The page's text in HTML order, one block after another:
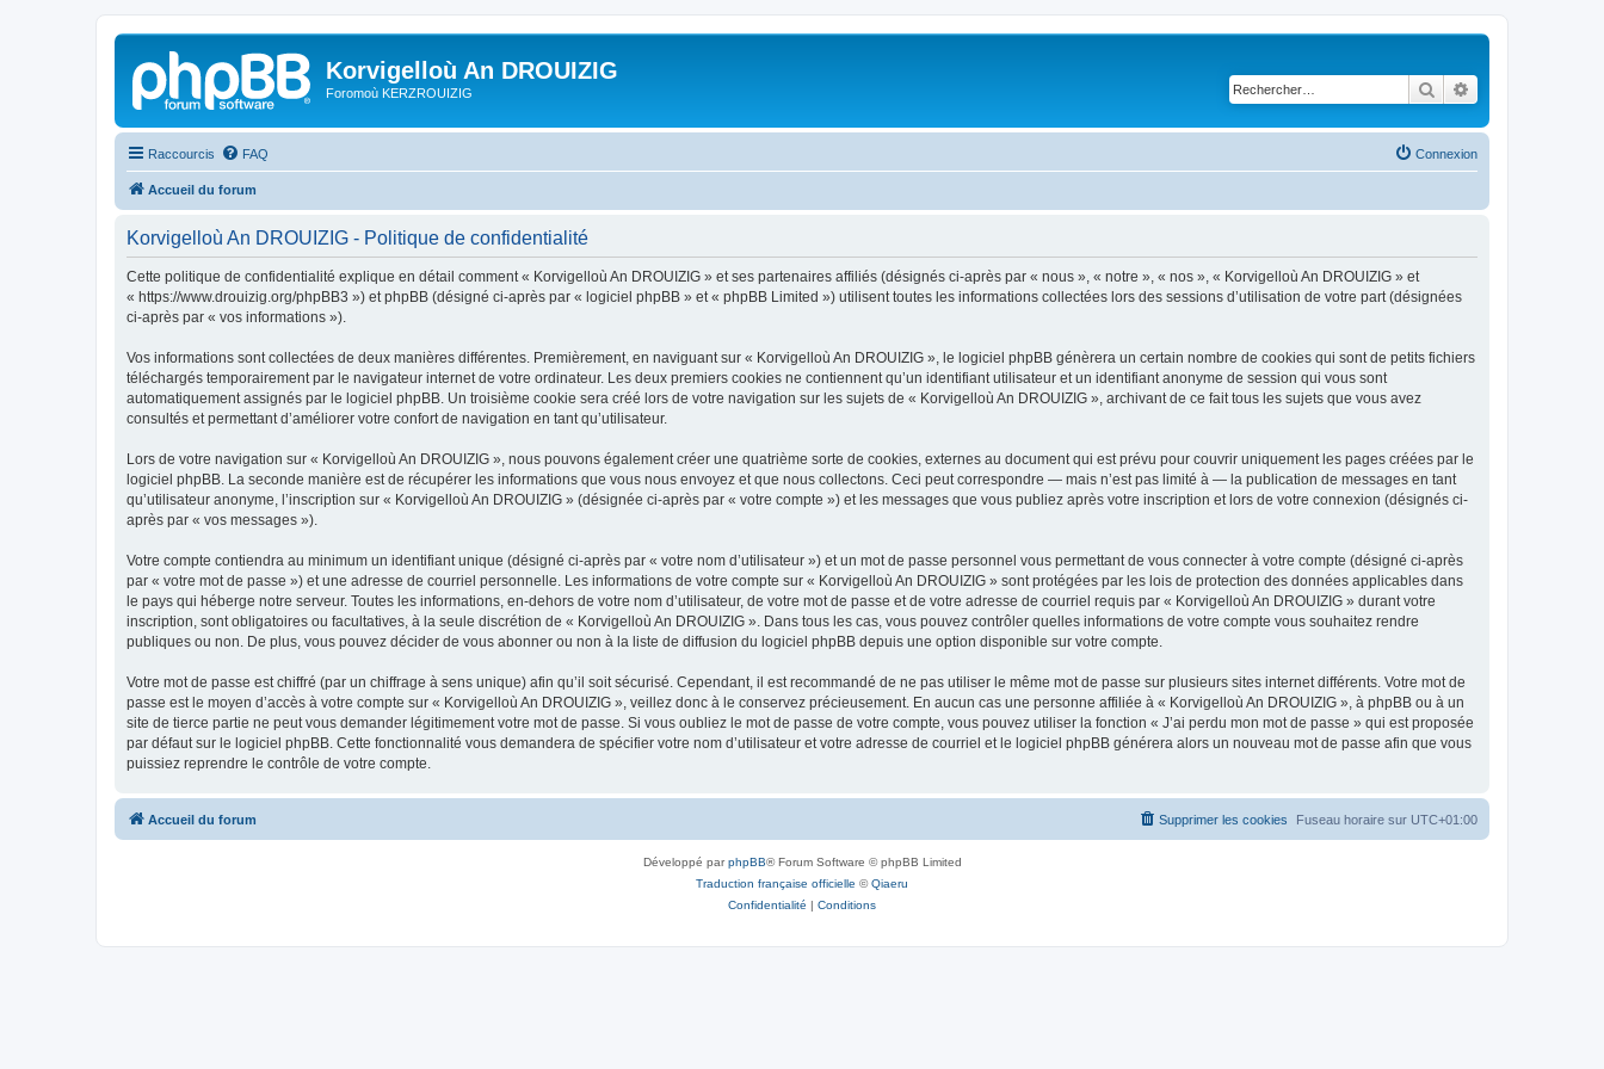
Korvigelloù An DROUIZIG
Foromoù KERZROUIZIG Rechercher
Raccourcis FAQ Connexion
Accueil du forum
Korvigelloù An DROUIZIG - Politique de confidentialité
Cette politique de confidentialité explique en détail comment « Korvigelloù An DROUIZIG » et ses partenaires affiliés (désignés ci-après par « nous », « notre », « nos », « Korvigelloù An DROUIZIG » et
« https://www.drouizig.org/phpBB3 ») et phpBB (désigné ci-après par « logiciel phpBB » et « phpBB Limited ») utilisent toutes les informations collectées lors des sessions d’utilisation de votre part (désignées
ci-après par « vos informations »).
Vos informations sont collectées de deux manières différentes. Premièrement, en naviguant sur « Korvigelloù An DROUIZIG », le logiciel phpBB génèrera un certain nombre de cookies qui sont de petits fichiers
téléchargés temporairement par le navigateur internet de votre ordinateur. Les deux premiers cookies ne contiennent qu’un identifiant utilisateur et un identifiant anonyme de session qui vous sont
automatiquement assignés par le logiciel phpBB. Un troisième cookie sera créé lors de votre navigation sur les sujets de « Korvigelloù An DROUIZIG », archivant de ce fait tous les sujets que vous avez
consultés et permettant d’améliorer votre confort de navigation en tant qu’utilisateur.
Lors de votre navigation sur « Korvigelloù An DROUIZIG », nous pouvons également créer une quatrième sorte de cookies, externes au document qui est prévu pour couvrir uniquement les pages créées par le
logiciel phpBB. La seconde manière est de récupérer les informations que vous nous envoyez et que nous collectons. Ceci peut correspondre — mais n’est pas limité à — la publication de messages en tant
qu’utilisateur anonyme, l’inscription sur « Korvigelloù An DROUIZIG » (désignée ci-après par « votre compte ») et les messages que vous publiez après votre inscription et lors de votre connexion (désignés ci-
après par « vos messages »).
Votre compte contiendra au minimum un identifiant unique (désigné ci-après par « votre nom d’utilisateur ») et un mot de passe personnel vous permettant de vous connecter à votre compte (désigné ci-après
par « votre mot de passe ») et une adresse de courriel personnelle. Les informations de votre compte sur « Korvigelloù An DROUIZIG » sont protégées par les lois de protection des données applicables dans
le pays qui héberge notre serveur. Toutes les informations, en-dehors de votre nom d’utilisateur, de votre mot de passe et de votre adresse de courriel requis par « Korvigelloù An DROUIZIG » durant votre
inscription, sont obligatoires ou facultatives, à la seule discrétion de « Korvigelloù An DROUIZIG ». Dans tous les cas, vous pouvez contrôler quelles informations de votre compte vous souhaitez rendre
publiques ou non. De plus, vous pouvez décider de vous abonner ou non à la liste de diffusion du logiciel phpBB depuis une option disponible sur votre compte.
Votre mot de passe est chiffré (par un chiffrage à sens unique) afin qu’il soit sécurisé. Cependant, il est recommandé de ne pas utiliser le même mot de passe sur plusieurs sites internet différents. Votre mot de
passe est le moyen d’accès à votre compte sur « Korvigelloù An DROUIZIG », veillez donc à le conservez précieusement. En aucun cas une personne affiliée à « Korvigelloù An DROUIZIG », à phpBB ou à un
site de tierce partie ne peut vous demander légitimement votre mot de passe. Si vous oubliez le mot de passe de votre compte, vous pouvez utiliser la fonction « J’ai perdu mon mot de passe » qui est proposée
par défaut sur le logiciel phpBB. Cette fonctionnalité vous demandera de spécifier votre nom d’utilisateur et votre adresse de courriel et le logiciel phpBB générera alors un nouveau mot de passe afin que vous
puissiez reprendre le contrôle de votre compte.
Accueil du forum Fuseau horaire sur UTC+01:00
Supprimer les cookies
Développé parphpBB® Forum Software © phpBB Limited
Traduction française officielle ©Qiaeru
Confidentialité | Conditions